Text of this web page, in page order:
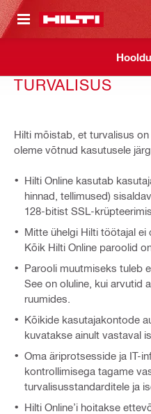
JUURDE
TURVALISUS
Hilti mõistab, et turvalisus
oleme võtnud kasutusele
Hilti Online kasutab
hinnad, tellimused)
128-bitist SSL-
Mitte ühelgi Hilti töötajal ei
Kõik Hilti Online paroolid
Parooli muutmiseks tuleb
See on oluline, kui arvutid
ruumides.
Kõikide kasutajakontode
kuvatakse ainult vastaval
Oma äriprotsesside ja IT-
kontrollimisega tagame
turvalisusstandarditele ja
Hilti Online’i hoitakse